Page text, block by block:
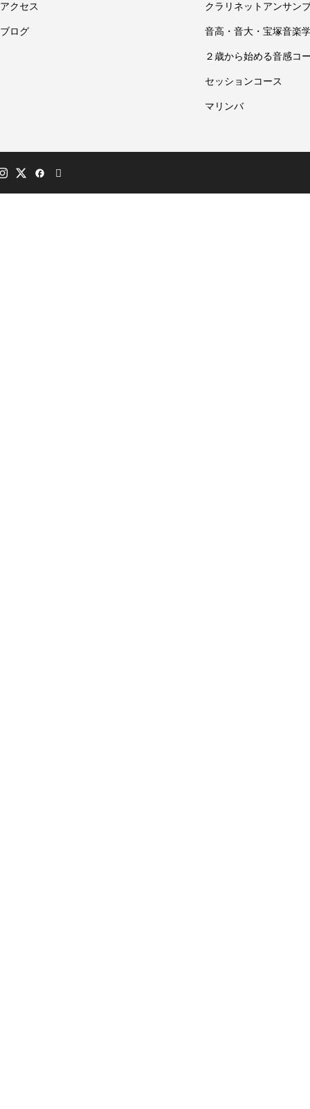
アクセス
ブログ
クラリネットアンサン
音高・音大・宝塚音楽
２歳から始める音感コ
セッションコース
マリンバ